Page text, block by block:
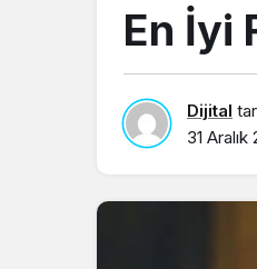
En İyi
Dijital
31